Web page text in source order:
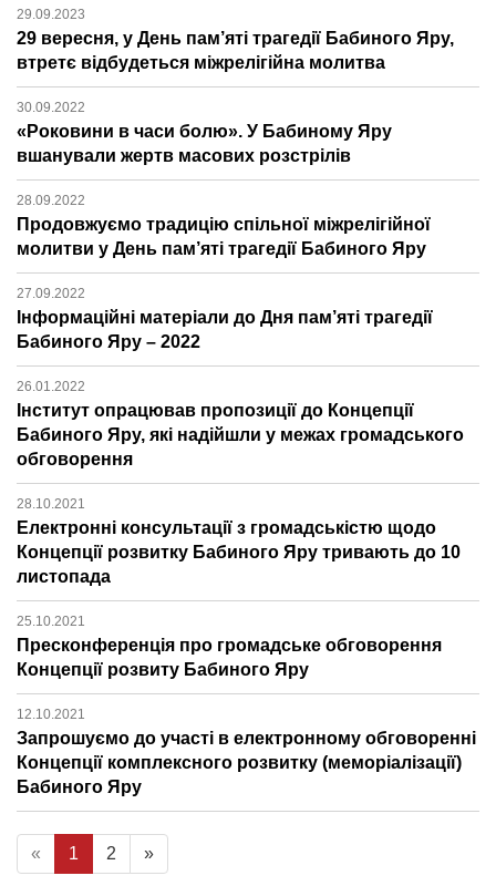
29.09.2023
29 вересня, у День пам’яті трагедії Бабиного Яру,
втретє відбудеться міжрелігійна молитва
30.09.2022
«Роковини в часи болю». У Бабиному Яру
вшанували жертв масових розстрілів
28.09.2022
Продовжуємо традицію спільної міжрелігійної
молитви у День пам’яті трагедії Бабиного Яру
27.09.2022
Інформаційні матеріали до Дня пам’яті трагедії
Бабиного Яру – 2022
26.01.2022
Інститут опрацював пропозиції до Концепції
Бабиного Яру, які надійшли у межах громадського
обговорення
28.10.2021
Електронні консультації з громадськістю щодо
Концепції розвитку Бабиного Яру тривають до 10
листопада
25.10.2021
Пресконференція про громадське обговорення
Концепції розвиту Бабиного Яру
12.10.2021
Запрошуємо до участі в електронному обговоренні
Концепції комплексного розвитку (меморіалізації)
Бабиного Яру
« 1 2 »